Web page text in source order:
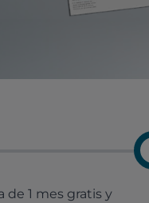
de 1 mes gratis y